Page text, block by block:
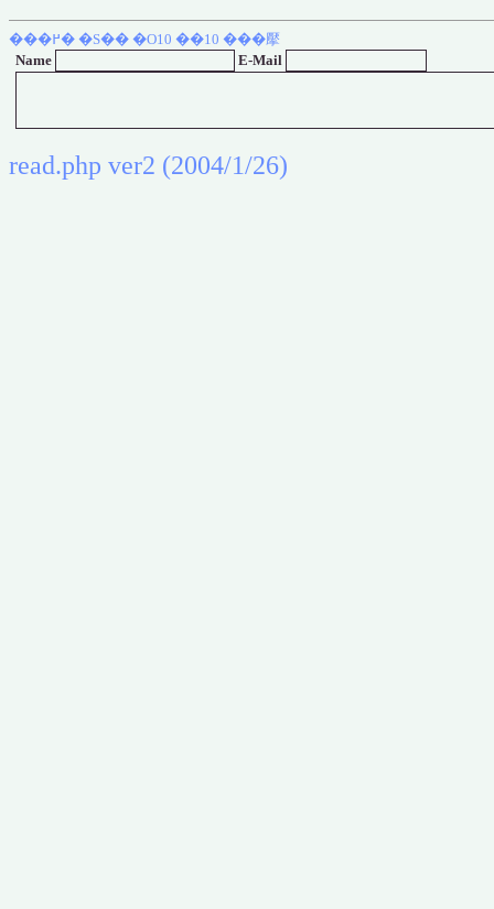
���߂� �S�� �O10 ��10 ���擪
Name
E-Mail
read.php ver2 (2004/1/26)